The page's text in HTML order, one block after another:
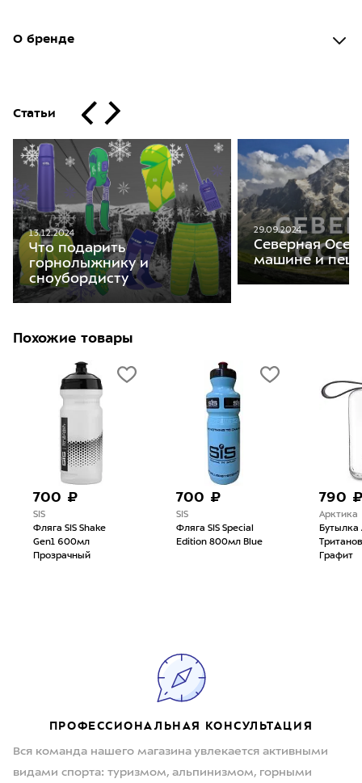
О бренде
Статьи
13.12.2024
Что подарить
горнолыжнику и
сноубордисту
29.09.2024
Северная
машине и
Похожие товары
700 ₽
SIS
Фляга SIS Shake
Gen1 600мл
Прозрачный
700 ₽
SIS
Фляга SIS Special
Edition 800мл Blue
790
Арктика
Бутылка
Графит
ПРОФЕССИОНАЛЬНАЯ КОНСУЛЬТАЦИЯ
Вся команда нашего магазина увлекается активными
видами спорта: туризмом, альпинизмом, горными